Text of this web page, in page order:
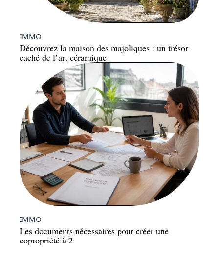
IMMO
Découvrez la maison des majoliques : un trésor
caché de l’art céramique
IMMO
Les documents nécessaires pour créer une
copropriété à 2